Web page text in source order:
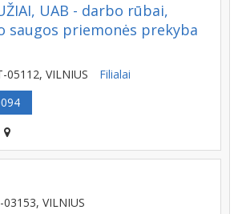
UAB - darbo rūbai,
saugos priemonės prekyba
05112, VILNIUS
Filialai
VILNIUS